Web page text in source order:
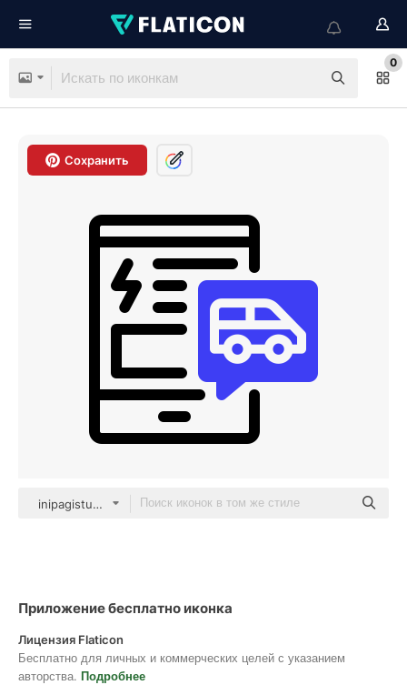
0
Сохранить
inipagistudio Mixed
Приложение бесплатно иконка
Лицензия Flaticon
Бесплатно для личных и коммерческих целей с указанием
авторства. Подробнее